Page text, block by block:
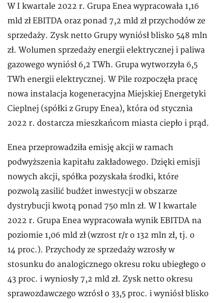
W I kwartale 2022 r. Grupa Enea wypracowała 1,16
mld zł EBITDA oraz ponad 7,2 mld zł przychodów ze
sprzedaży. Zysk netto Grupy wyniósł blisko 548 mln
zł. Wolumen sprzedaży energii elektrycznej i paliwa
gazowego wyniósł 6,2 TWh. Grupa wytworzyła 6,5
TWh energii elektrycznej. W Pile rozpoczęła pracę
nowa instalacja kogeneracyjna Miejskiej Energetyki
Cieplnej (spółki z Grupy Enea), która od stycznia
2022 r. dostarcza mieszkańcom miasta ciepło i prąd.
Enea przeprowadziła emisję akcji w ramach
podwyższenia kapitału zakładowego. Dzięki emisji
nowych akcji, spółka pozyskała środki, które
pozwolą zasilić budżet inwestycji w obszarze
dystrybucji kwotą ponad 750 mln zł. W I kwartale
2022 r. Grupa Enea wypracowała wynik EBITDA na
poziomie 1,06 mld zł (wzrost r/r o 132 mln zł, tj. o
14 proc.). Przychody ze sprzedaży wzrosły w
stosunku do analogicznego okresu roku ubiegłego o
43 proc. i wyniosły 7,2 mld zł. Zysk netto okresu
sprawozdawczego wzrósł o 33,5 proc. i wyniósł blisko